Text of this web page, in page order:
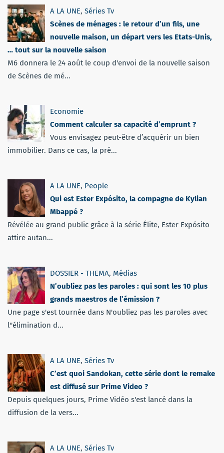
A LA UNE, Séries Tv
Scènes de ménages : le retour d’un fils, une
nouvelle maison, un départ vers les Etats-Unis,
… tout sur la nouvelle saison
M6 donnera le 24 août le coup d'envoi de la nouvelle saison
de Scènes de mé...
Economie
Comment calculer sa capacité d’emprunt ?
Vous envisagez peut-être d’acquérir un bien
immobilier. Dans ce cas, la pré...
A LA UNE, People
Qui est Ester Expósito, la compagne de Kylian
Mbappé ?
Révélée au grand public grâce à la série Élite, Ester Expósito
attire autan...
DOSSIER - THEMA, Médias
N’oubliez pas les paroles : qui sont les 10 plus
grands maestros de l’émission ?
Une page s'est tournée dans N'oubliez pas les paroles avec
l''élimination d...
A LA UNE, Séries Tv
C’est quoi Sandokan, cette série dont le remake
est diffusé sur Prime Video ?
Depuis quelques jours, Prime Vidéo s'est lancé dans la
diffusion de la vers...
A LA UNE, Séries Tv